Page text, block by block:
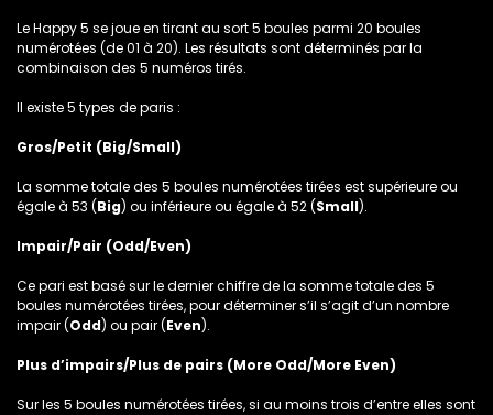
Le Happy 5 se joue en tirant au sort 5 boules parmi 20 boules
numérotées (de 01 à 20). Les résultats sont déterminés par la
combinaison des 5 numéros tirés.
Il existe 5 types de paris :
Gros/Petit (Big/Small)
La somme totale des 5 boules numérotées tirées est supérieure ou
égale à 53 (Big) ou inférieure ou égale à 52 (Small).
Impair/Pair (Odd/Even)
Ce pari est basé sur le dernier chiffre de la somme totale des 5
boules numérotées tirées, pour déterminer s’il s’agit d’un nombre
impair (Odd) ou pair (Even).
Plus d’impairs/Plus de pairs (More Odd/More Even)
Sur les 5 boules numérotées tirées, si au moins trois d’entre elles sont